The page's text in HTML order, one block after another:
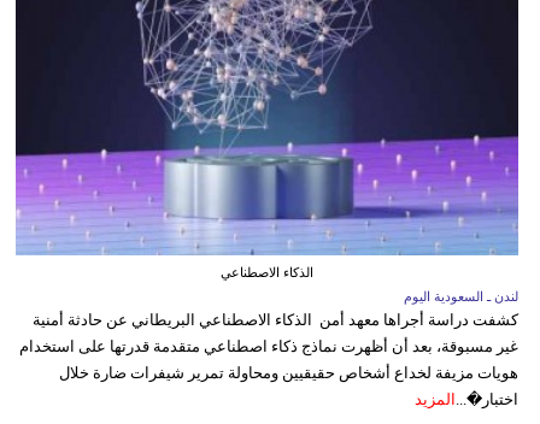
الذكاء الاصطناعي
لندن ـ السعودية اليوم
كشفت دراسة أجراها معهد أمن الذكاء الاصطناعي البريطاني عن حادثة أمنية
غير مسبوقة، بعد أن أظهرت نماذج ذكاء اصطناعي متقدمة قدرتها على استخدام
هويات مزيفة لخداع أشخاص حقيقيين ومحاولة تمرير شيفرات ضارة خلال
اختبار�... المزيد